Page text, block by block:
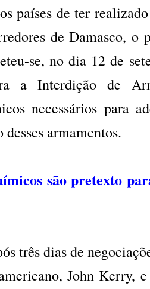
países de ter
de Damasco,
se, no dia 12 de
a Interdição de
necessários para
armamentos.
são pretexto
três dias de
John Kerry,